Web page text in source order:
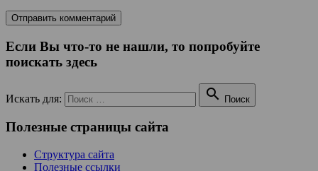
Если Вы что-то не нашли, то попробуйте
поискать здесь
Искать для:  Поиск
Полезные страницы сайта
Структура сайта
Полезные ссылки